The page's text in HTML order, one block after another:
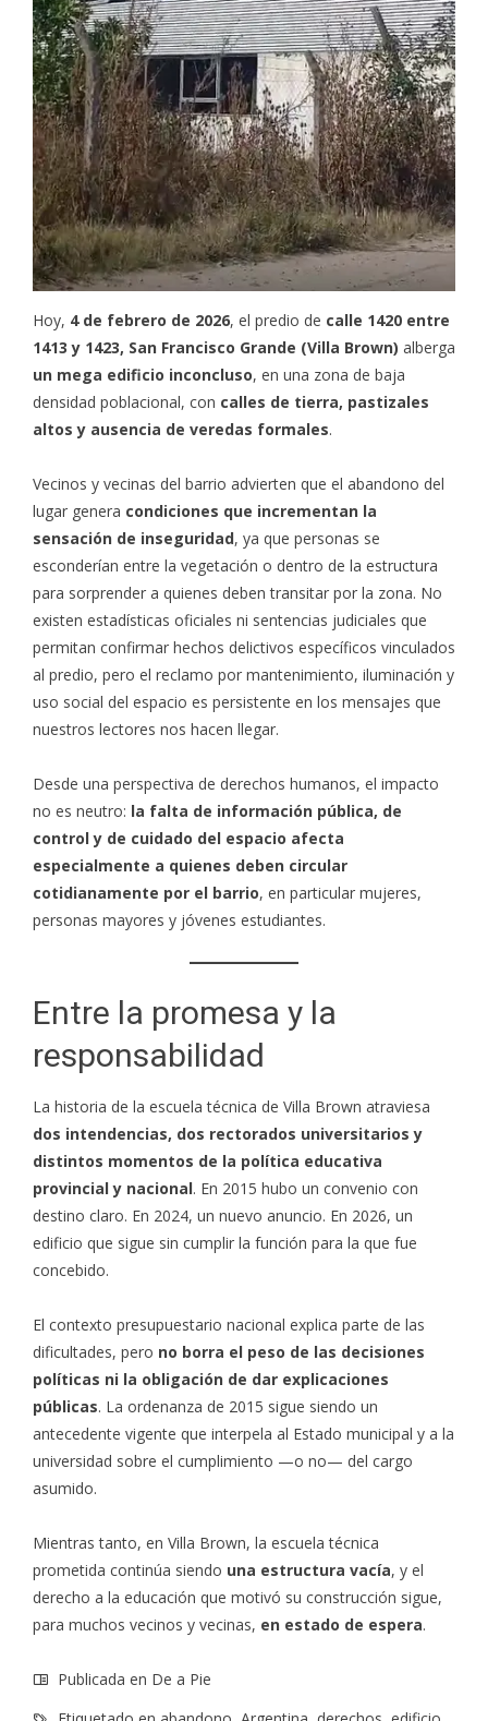
Hoy, 4 de febrero de 2026, el predio de calle 1420 entre
1413 y 1423, San Francisco Grande (Villa Brown) alberga
un mega edificio inconcluso, en una zona de baja
densidad poblacional, con calles de tierra, pastizales
altos y ausencia de veredas formales.
Vecinos y vecinas del barrio advierten que el abandono del
lugar genera condiciones que incrementan la
sensación de inseguridad, ya que personas se
esconderían entre la vegetación o dentro de la estructura
para sorprender a quienes deben transitar por la zona. No
existen estadísticas oficiales ni sentencias judiciales que
permitan confirmar hechos delictivos específicos vinculados
al predio, pero el reclamo por mantenimiento, iluminación y
uso social del espacio es persistente en los mensajes que
nuestros lectores nos hacen llegar.
Desde una perspectiva de derechos humanos, el impacto
no es neutro: la falta de información pública, de
control y de cuidado del espacio afecta
especialmente a quienes deben circular
cotidianamente por el barrio, en particular mujeres,
personas mayores y jóvenes estudiantes.
Entre la promesa y la
responsabilidad
La historia de la escuela técnica de Villa Brown atraviesa
dos intendencias, dos rectorados universitarios y
distintos momentos de la política educativa
provincial y nacional. En 2015 hubo un convenio con
destino claro. En 2024, un nuevo anuncio. En 2026, un
edificio que sigue sin cumplir la función para la que fue
concebido.
El contexto presupuestario nacional explica parte de las
dificultades, pero no borra el peso de las decisiones
políticas ni la obligación de dar explicaciones
públicas. La ordenanza de 2015 sigue siendo un
antecedente vigente que interpela al Estado municipal y a la
universidad sobre el cumplimiento —o no— del cargo
asumido.
Mientras tanto, en Villa Brown, la escuela técnica
prometida continúa siendo una estructura vacía, y el
derecho a la educación que motivó su construcción sigue,
para muchos vecinos y vecinas, en estado de espera.
Publicada en De a Pie